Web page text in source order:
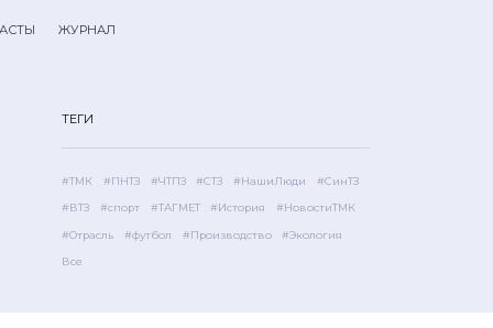
ЖУРНАЛ
ТЕГИ
#ТМК #ПНТЗ #ЧТПЗ #СТЗ #НашиЛюди #СинТЗ
#ВТЗ #спорт #ТАГМЕТ #История #НовостиТМК
#Отрасль #футбол #Производство #Экология
Все